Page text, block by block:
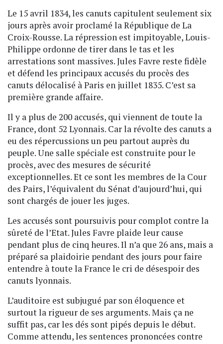
Le 15 avril 1834, les canuts capitulent seulement six
jours après avoir proclamé la République de La
Croix-Rousse. La répression est impitoyable, Louis-
Philippe ordonne de tirer dans le tas et les
arrestations sont massives. Jules Favre reste fidèle
et défend les principaux accusés du procès des
canuts délocalisé à Paris en juillet 1835. C’est sa
première grande affaire.
Il y a plus de 200 accusés, qui viennent de toute la
France, dont 52 Lyonnais. Car la révolte des canuts a
eu des répercussions un peu partout auprès du
peuple. Une salle spéciale est construite pour le
procès, avec des mesures de sécurité
exceptionnelles. Et ce sont les membres de la Cour
des Pairs, l’équivalent du Sénat d’aujourd’hui, qui
sont chargés de jouer les juges.
Les accusés sont poursuivis pour complot contre la
sûreté de l’Etat. Jules Favre plaide leur cause
pendant plus de cinq heures. Il n’a que 26 ans, mais a
préparé sa plaidoirie pendant des jours pour faire
entendre à toute la France le cri de désespoir des
canuts lyonnais.
L’auditoire est subjugué par son éloquence et
surtout la rigueur de ses arguments. Mais ça ne
suffit pas, car les dés sont pipés depuis le début.
Comme attendu, les sentences prononcées contre